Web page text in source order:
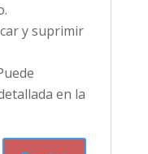
y suprimir
en la